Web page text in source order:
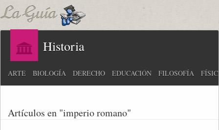
Historia
ARTE BIOLOGÍA DERECHO EDUCACIÓN FILOSOFÍA
Artículos en "imperio romano"